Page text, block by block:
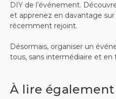
DIY de l’événement.
et apprenez en davantage
récemment rejoint.
Désormais, organiser un
tous, sans intermédiaire et en
À lire également